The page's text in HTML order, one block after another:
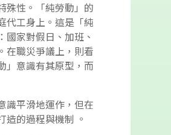
殊性。「純勞動」的
代工身上。這是「純
家對假日、加班、
在職災爭議上，則看
」意識有其原型，而
識平滑地運作，但在
的過程與機制 。